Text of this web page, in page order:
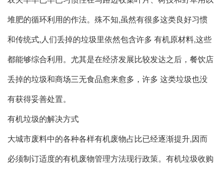
堆肥的循环利用的作法。殊不知,虽然有很多这类良好习惯
和传统式,人们丢掉的垃圾里依然包含许多 有机原材料,这些
都能够综合利用。尤其是在经济发展比较发达之后，餐饮店
丢掉的垃圾和商场三无食品愈来愈多，许多 这类垃圾也没
有获得妥善处置。
有机垃圾的解决方式
大城市废料中的各种各样有机废物占比已经逐渐提升,因而
必须制订适度的有机废物管理方法现行政策。有机垃圾收购